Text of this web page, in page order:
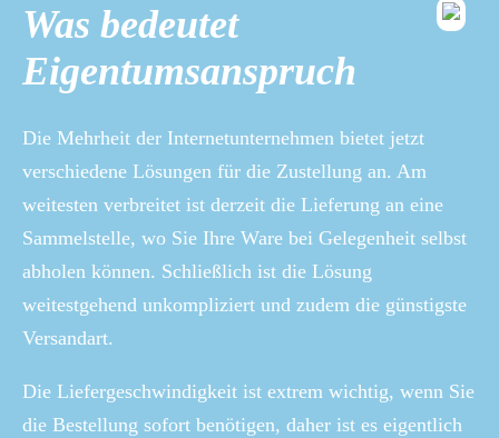
Was bedeutet
Eigentumsanspruch
Die Mehrheit der Internetunternehmen bietet jetzt
verschiedene Lösungen für die Zustellung an. Am
weitesten verbreitet ist derzeit die Lieferung an eine
Sammelstelle, wo Sie Ihre Ware bei Gelegenheit selbst
abholen können. Schließlich ist die Lösung
weitestgehend unkompliziert und zudem die günstigste
Versandart.
Die Liefergeschwindigkeit ist extrem wichtig, wenn Sie
die Bestellung sofort benötigen, daher ist es eigentlich